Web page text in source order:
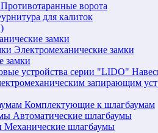
Противотаранные ворота
для калиток
замки
Электромеханические замки
замки
Комплектующие к шлагбаумам
Автоматические шлагбаумы
Механические шлагбаумы